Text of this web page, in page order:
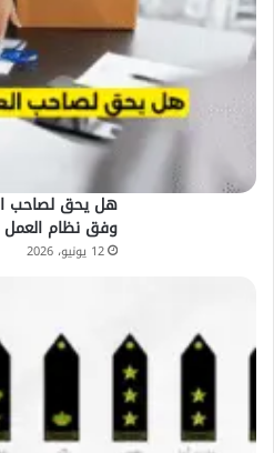
هل يحق لصاحب
وفق نظام
12 يونيو، 2026